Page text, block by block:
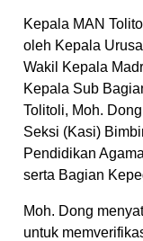
Kepala MAN
oleh Kepala
Wakil Kepala
Kepala Sub
Tolitoli, Moh.
Seksi (Kasi)
Pendidikan
serta Bagian
Moh. Dong
untuk